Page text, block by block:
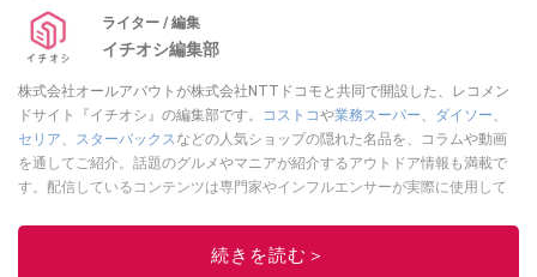
ライター / 編集
イチオシ編集部
株式会社オールアバウトが株式会社NTTドコモと共同で開設した、レコメン
ドサイト『イチオシ』の編集部です。
コストコや業務スーパー、 ダイソー、
セリア、 スターバックスなどの人気ショップの隠れた名品を、コラムや動画
を通してご紹介。話題のグルメやマニアが紹介するアウトドア情報も満載で
す。配信しているコンテンツは専門家やインフルエンサーが実際に使用して
ニュースでフォロー
続きを読む＞